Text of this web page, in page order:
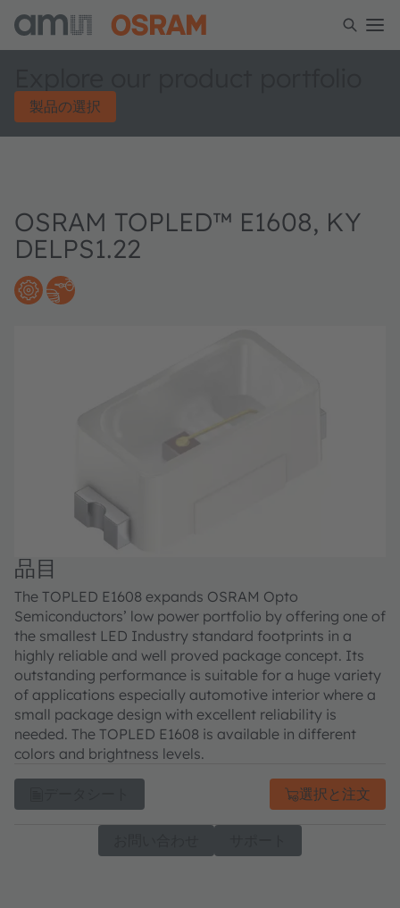
製品の選択
OSRAM TOPLED™ E1608, KY
DELPS1.22
品目
The TOPLED E1608 expands OSRAM Opto
Semiconductors’ low power portfolio by offering one of
the smallest LED Industry standard footprints in a
highly reliable and well proved package concept. Its
outstanding performance is suitable for a huge variety
of applications especially automotive interior where a
small package design with excellent reliability is
needed. The TOPLED E1608 is available in different
colors and brightness levels.
選択と注文